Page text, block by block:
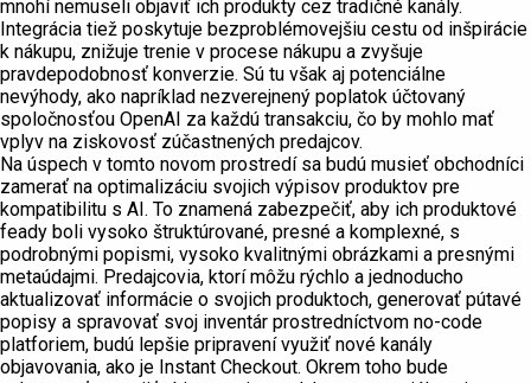
mnohí nemuseli objaviť ich produkty cez tradičné kanály.
Integrácia tiež poskytuje bezproblémovejšiu cestu od inšpirácie
k nákupu, znižuje trenie v procese nákupu a zvyšuje
pravdepodobnosť konverzie. Sú tu však aj potenciálne
nevýhody, ako napríklad nezverejnený poplatok účtovaný
spoločnosťou OpenAI za každú transakciu, čo by mohlo mať
vplyv na ziskovosť zúčastnených predajcov.
Na úspech v tomto novom prostredí sa budú musieť obchodníci
zamerať na optimalizáciu svojich výpisov produktov pre
kompatibilitu s AI. To znamená zabezpečiť, aby ich produktové
feady boli vysoko štruktúrované, presné a komplexné, s
podrobnými popismi, vysoko kvalitnými obrázkami a presnými
metaúdajmi. Predajcovia, ktorí môžu rýchlo a jednoducho
aktualizovať informácie o svojich produktoch, generovať pútavé
popisy a spravovať svoj inventár prostredníctvom no-code
platforiem, budú lepšie pripravení využiť nové kanály
objavovania, ako je Instant Checkout. Okrem toho bude